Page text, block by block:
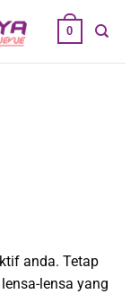
0
anda. Tetap
lensa yang